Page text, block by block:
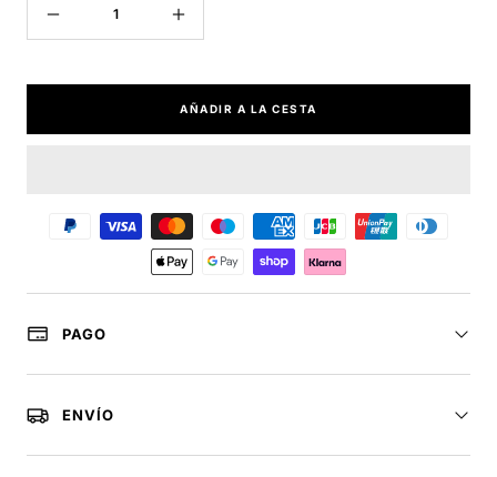
cantidad
Aumentar
cantidad
AÑADIR A LA CESTA
PAGO
ENVÍO